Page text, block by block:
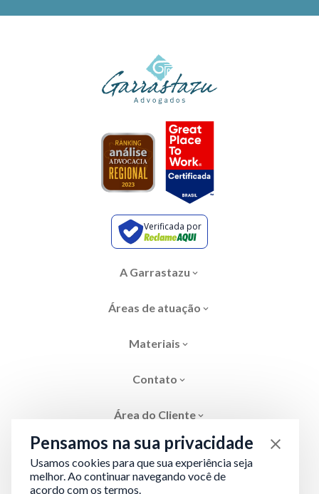
Verificada por
A Garrastazu
Áreas de atuação
Materiais
Contato
Área do Cliente
Pensamos na sua privacidade
Usamos cookies para que sua experiência seja
melhor. Ao continuar navegando você de
acordo com os termos.